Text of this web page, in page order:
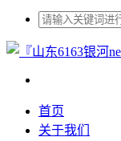
首页
关于我们